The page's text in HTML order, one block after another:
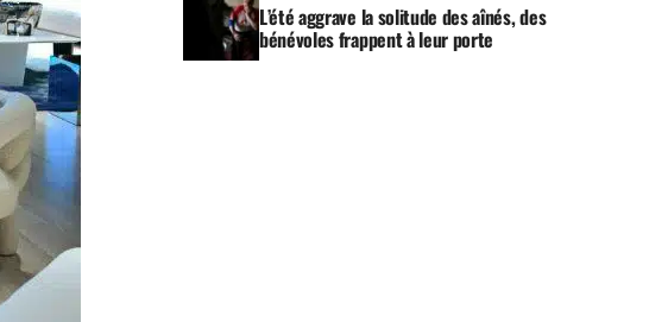
L’été aggrave la solitude des aînés, des
bénévoles frappent à leur porte